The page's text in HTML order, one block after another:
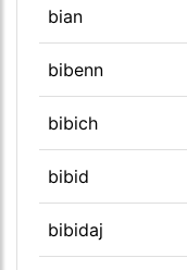
bian
bibenn
bibich
bibid
bibidaj